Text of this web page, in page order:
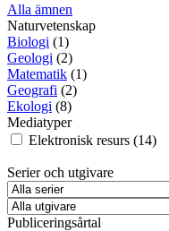
Alla ämnen
Naturvetenskap
Biologi (1)
Geologi (2)
Matematik (1)
Geografi (2)
Ekologi (8)
Mediatyper
Elektronisk resurs (14)
Serier och utgivare
Publiceringsårtal